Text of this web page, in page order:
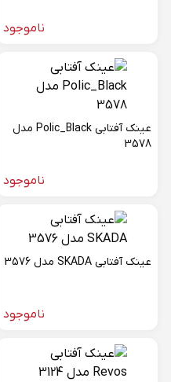
ناموجود
عینک آفتابی Polic_Black مدل
3578
ناموجود
عینک آفتابی SKADA مدل 3576
ناموجود